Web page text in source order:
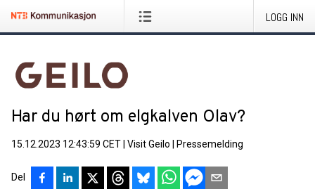
LOGG INN
Har du hørt om elgkalven Olav?
15.12.2023 12:43:59 CET Visit Geilo Pressemelding
Del